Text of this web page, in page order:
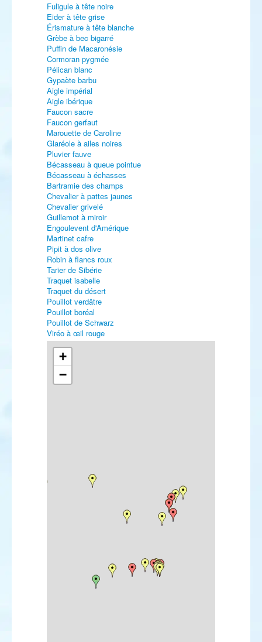
Fuligule à tête noire
Eider à tête grise
Érismature à tête blanche
Grèbe à bec bigarré
Puffin de Macaronésie
Cormoran pygmée
Pélican blanc
Gypaète barbu
Aigle impérial
Aigle ibérique
Faucon sacre
Faucon gerfaut
Marouette de Caroline
Glaréole à ailes noires
Pluvier fauve
Bécasseau à queue pointue
Bécasseau à échasses
Bartramie des champs
Chevalier à pattes jaunes
Chevalier grivelé
Guillemot à miroir
Engoulevent d'Amérique
Martinet cafre
Pipit à dos olive
Robin à flancs roux
Tarier de Sibérie
Traquet isabelle
Traquet du désert
Pouillot verdâtre
Pouillot boréal
Pouillot de Schwarz
Viréo à œil rouge
Roselin githagine
Paruline rayée
Bruant à gorge blanche
Bruant à calotte blanche
Bruant rustique
+
−